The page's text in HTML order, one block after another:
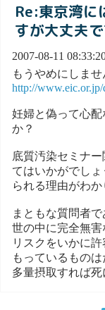
Re:東京湾に
すが大丈夫
2007-08-11
もうやめにしませ
http://www.eic.or.jp/
妊婦と偽って心
か？
底質汚染セミナ
てはいかがでし
られる理由がわか
まともな質問者
世の中に完全無害
リスクをいかに
もっているもの
多量摂取すれば死